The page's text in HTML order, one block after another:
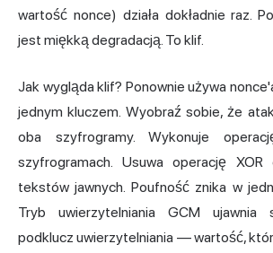
wartość nonce) działa dokładnie raz.
jest miękką degradacją. To klif.
Jak wygląda klif? Ponownie używa
jednym kluczem. Wyobraź sobie, że
oba szyfrogramy. Wykonuje
szyfrogramach. Usuwa operację XOR
tekstów jawnych. Poufność znika w
Tryb uwierzytelniania GCM ujawnia
podklucz uwierzytelniania — wartość,